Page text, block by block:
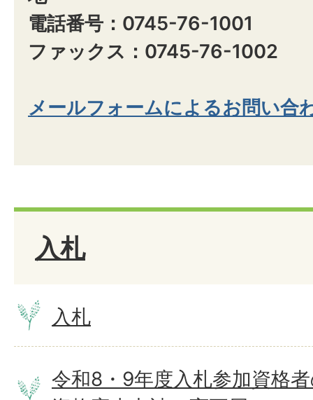
電話番号：0745-76-1001
ファックス：0745-76-1002
メールフォームによるお問い合
入札
入札
令和8・9年度入札参加資格